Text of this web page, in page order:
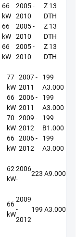
66
kW
2005 -
2010
Z 13
DTH
66
kW
2005 -
2010
Z 13
DTH
66
kW
2005 -
2010
Z 13
DTH
77
kW
2007 -
2011
199
A3.000
66
kW
2006 -
2011
199
A3.000
70
kW
2009 -
2012
199
B1.000
66
kW
2006 -
2012
199
A3.000
62
kW
2006
-
223 A9.000
66
kW
2009
-
2012
199 A3.000